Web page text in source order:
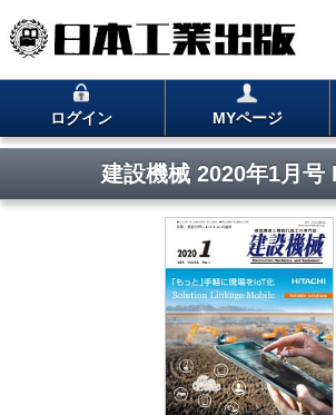
ログイン MYページ
建設機械 2020年1月号